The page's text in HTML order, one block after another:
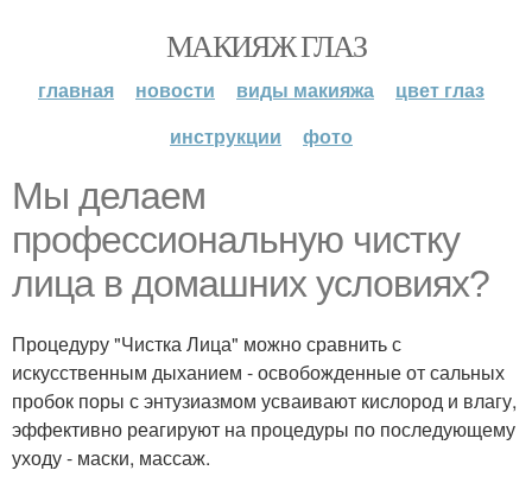
МАКИЯЖ ГЛАЗ
главная новости виды макияжа
цвет глаз
инструкции
фото
Мы делаем
профессиональную чистку
лица в домашних условиях?
Процедуру "Чистка Лица" можно сравнить с
искусственным дыханием - освобожденные от сальных
пробок поры с энтузиазмом усваивают кислород и влагу,
эффективно реагируют на процедуры по последующему
уходу - маски, массаж.